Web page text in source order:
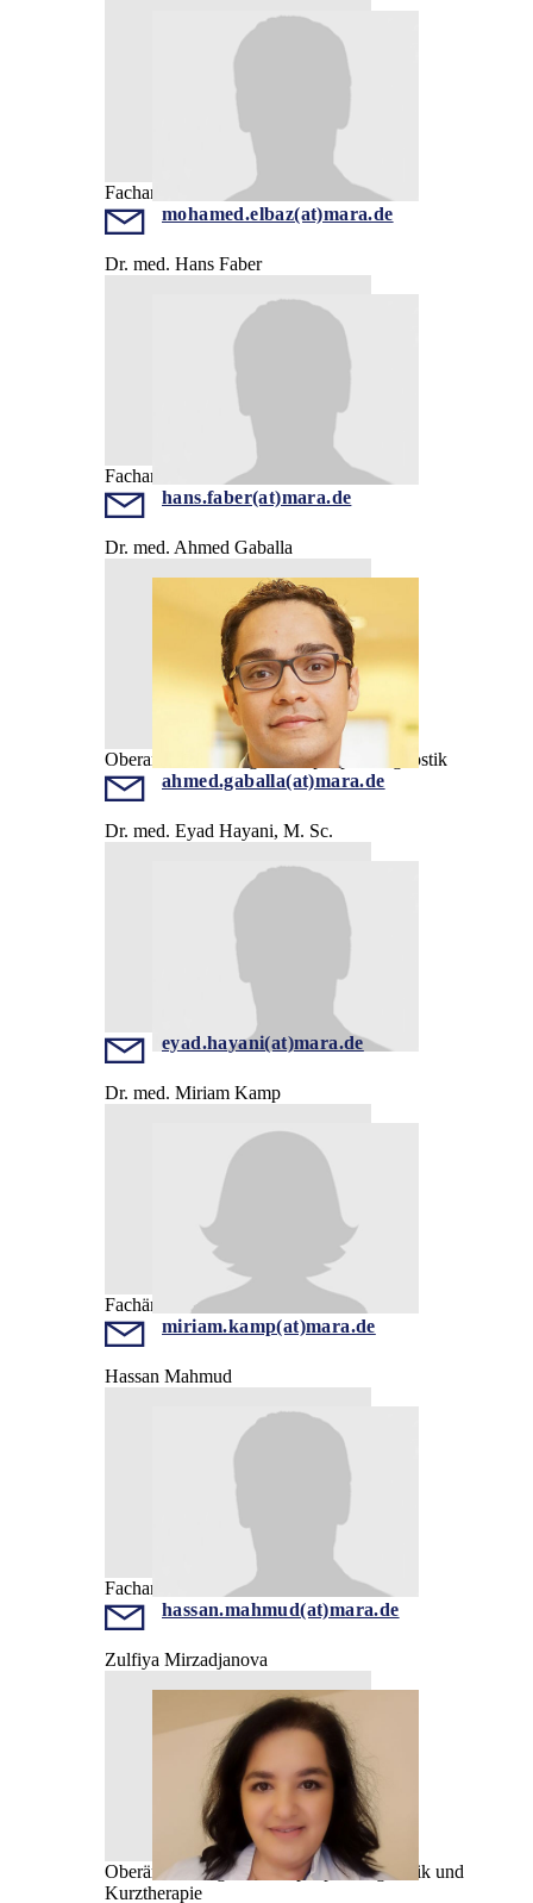
Facharzt
mohamed.elbaz(at)mara.de
Dr. med. Hans Faber
Facharzt
hans.faber(at)mara.de
Dr. med. Ahmed Gaballa
Oberarzt, Prächirurgische Epilepsiediagnostik
ahmed.gaballa(at)mara.de
Dr. med. Eyad Hayani, M. Sc.
eyad.hayani(at)mara.de
Dr. med. Miriam Kamp
Fachärztin
miriam.kamp(at)mara.de
Hassan Mahmud
Facharzt
hassan.mahmud(at)mara.de
Zulfiya Mirzadjanova
Oberärztin, Allgemeine Epilepsiediagnostik und
Kurztherapie